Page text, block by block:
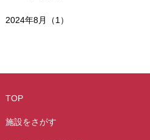
2024年8月（1）
TOP
施設をさがす